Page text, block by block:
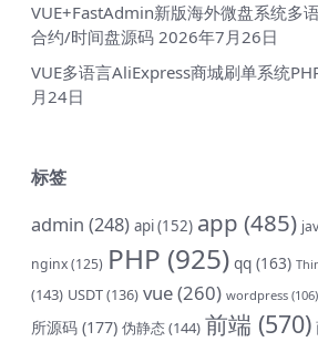
VUE+FastAdmin新版海外微盘系统多
合约/时间盘源码 2026年7月26日
VUE多语言AliExpress商城刷单系统
月24日
标签
admin (248) api(152) app (485)
nginx(125) PHP (925) qq (163)
(143) USDT(136) vue(260) wordpress (106)
所源码 (177) 伪静态(144) 前端 (570)